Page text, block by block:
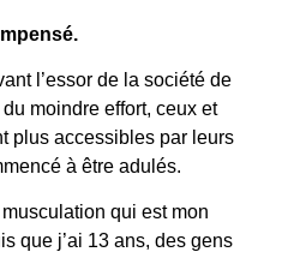
l’essor de la société de
du moindre effort, ceux et
plus accessibles par leurs
à être adulés.
qui est mon
que j’ai 13 ans, des gens